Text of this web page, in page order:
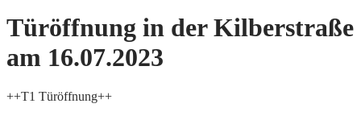
Türöffnung in der Kilberstraße
am 16.07.2023
++T1 Türöffnung++